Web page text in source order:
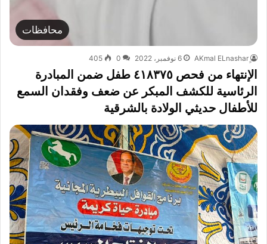
محافظات
6 نوفمبر، 2022 0
405
الإنتهاء من فحص ٤١٨٣٧٥ طفل ضمن المبادرة
الرئاسية للكشف المبكر عن ضعف وفقدان السمع
للأطفال حديثي الولادة بالشرقية